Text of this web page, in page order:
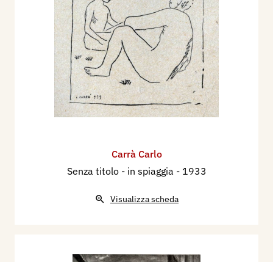
Carrà Carlo
Senza titolo - in spiaggia - 1933
Visualizza scheda